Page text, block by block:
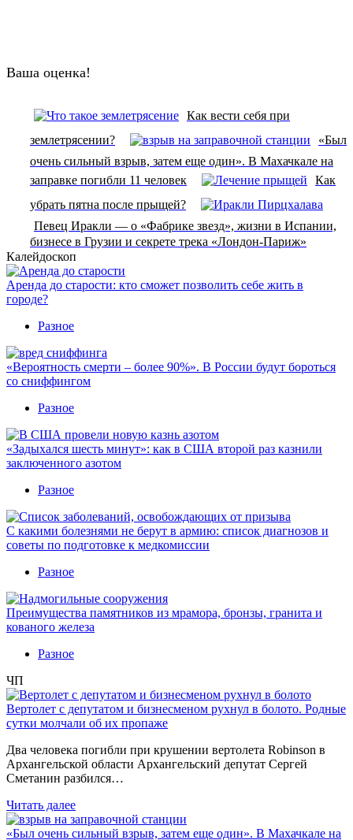
Ваша оценка!
Как вести себя при
землетрясении?
«Был
очень сильный взрыв, затем еще один». В Махачкале на
заправке погибли 11 человек
Как
убрать пятна после прыщей?
Певец Иракли — о «Фабрике звезд», жизни в Испании,
бизнесе в Грузии и секрете трека «Лондон-Париж»
Калейдоскоп
Аренда до старости: кто сможет позволить себе жить в
городе?
Разное
«Вероятность смерти – более 90%». В России будут бороться
со сниффингом
Разное
«Задыхался шесть минут»: как в США второй раз казнили
заключенного азотом
Разное
С какими болезнями не берут в армию: список диагнозов и
советы по подготовке к медкомиссии
Разное
Преимущества памятников из мрамора, бронзы, гранита и
кованого железа
Разное
ЧП
Вертолет с депутатом и бизнесменом рухнул в болото. Родные
сутки молчали об их пропаже
Два человека погибли при крушении вертолета Robinson в
Архангельской области Архангельский депутат Сергей
Сметанин разбился…
Читать далее
«Был очень сильный взрыв, затем еще один». В Махачкале на